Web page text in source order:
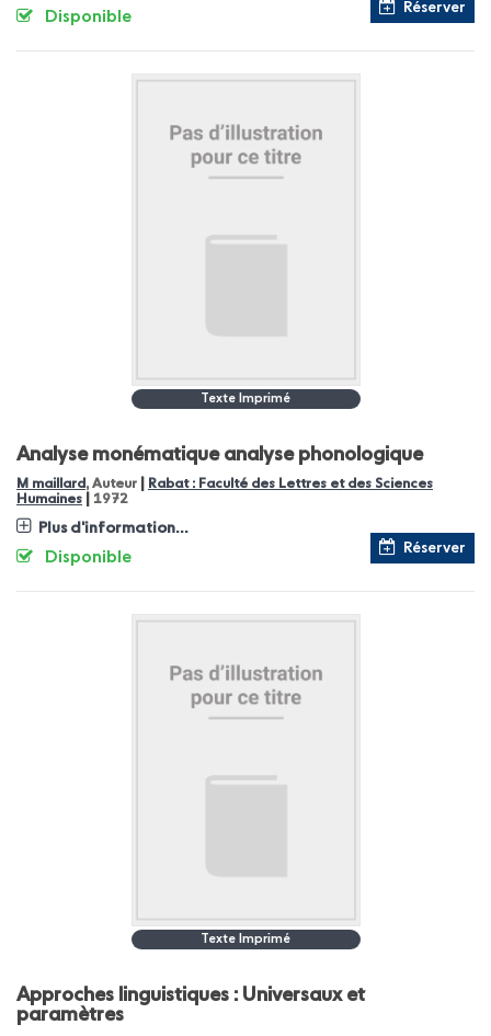
Réserver
Disponible
Texte Imprimé
Analyse monématique analyse phonologique
M maillard , Auteur
Rabat : Faculté des Lettres et des Sciences
Humaines
1972
Plus d'information...
Réserver
Disponible
Texte Imprimé
Approches linguistiques : Universaux et
paramètres